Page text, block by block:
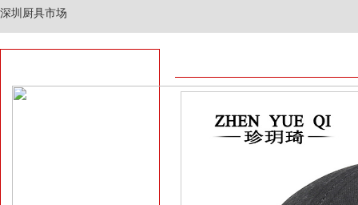
深圳厨具市场